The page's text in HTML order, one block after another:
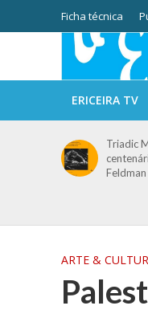
Ficha técnica
ERICEIRA TV
Triadic
Feldman
ARTE &